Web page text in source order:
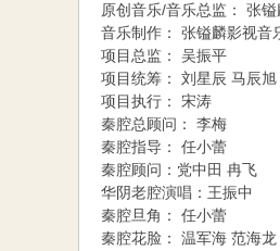
原创音乐/音乐总监： 张镒
音乐制作： 张镒麟影视音
项目总监： 吴振平
项目统筹： 刘星辰 马辰旭
项目执行： 宋涛
秦腔总顾问： 李梅
秦腔指导： 任小蕾
秦腔顾问：党中田 冉飞
华阴老腔演唱：王振中
秦腔旦角： 任小蕾
秦腔花脸： 温军海 范海龙